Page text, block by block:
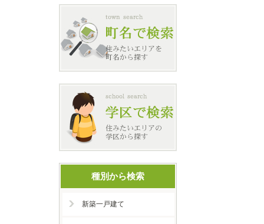
種別から検索
新築一戸建て